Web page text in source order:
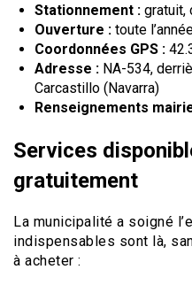
Stationnement : gratuit,
Ouverture : toute
Coordonnées GPS :
Adresse : NA-534,
Carcastillo (Navarra)
Renseignements
Services
gratuitement
La municipalité a soigné
indispensables sont là,
à acheter :